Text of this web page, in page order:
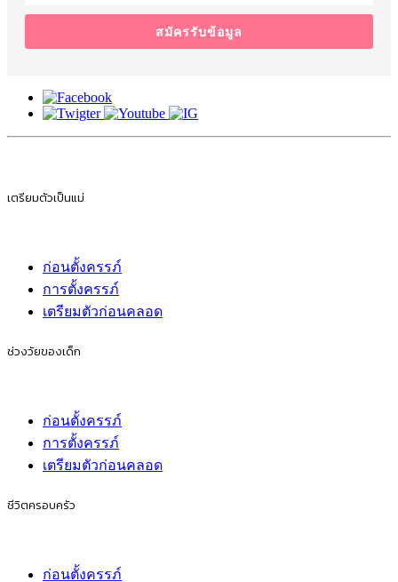
สมัครรับข้อมูล
เตรียมตัวเป็นแม่
ก่อนตั้งครรภ์
การตั้งครรภ์
เตรียมตัวก่อนคลอด
ช่วงวัยของเด็ก
ก่อนตั้งครรภ์
การตั้งครรภ์
เตรียมตัวก่อนคลอด
ชีวิตครอบครัว
ก่อนตั้งครรภ์